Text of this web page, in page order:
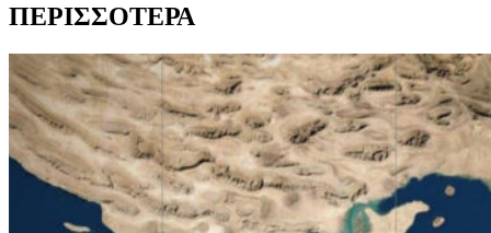
ΠΕΡΙΣΣΟΤΕΡΑ